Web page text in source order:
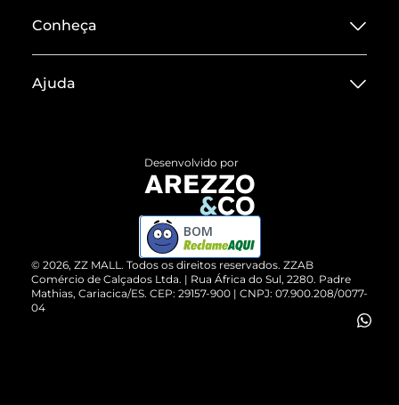
Conheça
Termos de Uso
ZZ MALL é confiável
Cartão Presente
Vendas Corporativas
Ajuda
Devolução do Produto
Compre pelo WhatsApp
© 2026, ZZ MALL. Todos os direitos reservados. ZZAB
Comércio de Calçados Ltda. | Rua África do Sul, 2280. Padre
Mathias, Cariacica/ES. CEP: 29157-900 | CNPJ: 07.900.208/0077-
04
Desenvolvido por
BOM